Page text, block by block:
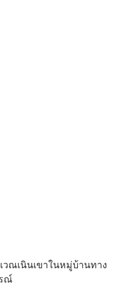
ณเนินเขาในหมู่บ้านทาง
ณ์